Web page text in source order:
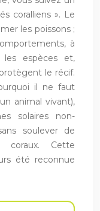
coralliens ». Le
les poissons ;
à
les espèces et,
le récif.
il ne faut
animal vivant),
solaires non-
soulever de
Cette
été reconnue